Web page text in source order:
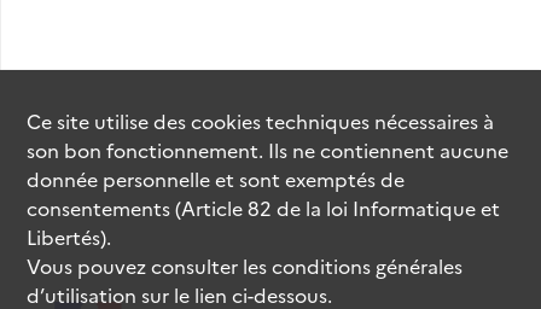
Ce site utilise descookiestechniques nécessaires à
son bon fonctionnement. Ils ne contiennent aucune
donnée personnelle et sont exemptés de
consentements (Article 82 de la loi Informatique et
Libertés).
Vous pouvez consulter les conditions générales
d’utilisation sur le lien ci-dessous.